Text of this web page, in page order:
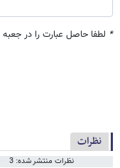
* لطفا حاصل عبارت را در جعبه
نظرات
نظرات منتشر شده: 3